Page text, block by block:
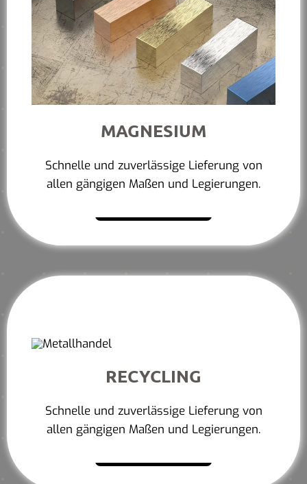
MAGNESIUM
Schnelle und zuverlässige Lieferung von
allen gängigen Maßen und Legierungen.
RECYCLING
Schnelle und zuverlässige Lieferung von
allen gängigen Maßen und Legierungen.